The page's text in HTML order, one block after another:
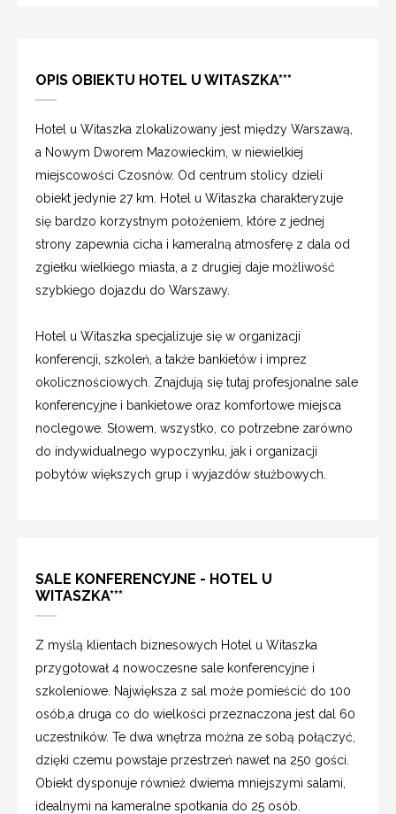
OPIS OBIEKTU HOTEL U WITASZKA***
Hotel u Witaszka zlokalizowany jest między Warszawą,
a Nowym Dworem Mazowieckim, w niewielkiej
miejscowości Czosnów. Od centrum stolicy dzieli
obiekt jedynie 27 km. Hotel u Witaszka charakteryzuje
się bardzo korzystnym położeniem, które z jednej
strony zapewnia cicha i kameralną atmosferę z dala od
zgiełku wielkiego miasta, a z drugiej daje możliwość
szybkiego dojazdu do Warszawy.
Hotel u Witaszka specjalizuje się w organizacji
konferencji, szkoleń, a także bankietów i imprez
okolicznościowych. Znajdują się tutaj profesjonalne sale
konferencyjne i bankietowe oraz komfortowe miejsca
noclegowe. Słowem, wszystko, co potrzebne zarówno
do indywidualnego wypoczynku, jak i organizacji
pobytów większych grup i wyjazdów służbowych.
SALE KONFERENCYJNE - HOTEL U
WITASZKA***
Z myślą klientach biznesowych Hotel u Witaszka
przygotował 4 nowoczesne sale konferencyjne i
szkoleniowe. Największa z sal może pomieścić do 100
osób,a druga co do wielkości przeznaczona jest dal 60
uczestników. Te dwa wnętrza można ze sobą połączyć,
dzięki czemu powstaje przestrzeń nawet na 250 gości.
Obiekt dysponuje również dwiema mniejszymi salami,
idealnymi na kameralne spotkania do 25 osób.